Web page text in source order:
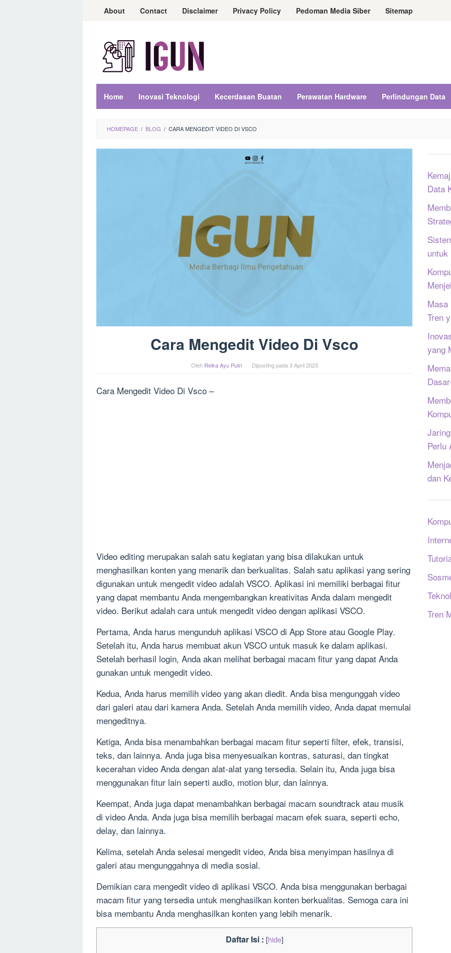
LoncatAbout Contact Disclaimer Privacy Policy Pedoman Media Siber Sitemap
Home Inovasi Teknologi Kecerdasan Buatan Perawatan Hardware Perlindungan Data
HOMEPAGE / BLOG / CARA MENGEDIT VIDEO DI VSCO
Cara Mengedit Video Di Vsco
Oleh Reika Ayu Putri Diposting pada3 April 2023
Cara Mengedit Video Di Vsco –
Video editing merupakan salah satu kegiatan yang bisa dilakukan untuk
menghasilkan konten yang menarik dan berkualitas. Salah satu aplikasi yang sering
digunakan untuk mengedit video adalah VSCO. Aplikasi ini memiliki berbagai fitur
yang dapat membantu Anda mengembangkan kreativitas Anda dalam mengedit
video. Berikut adalah cara untuk mengedit video dengan aplikasi VSCO.
Pertama, Anda harus mengunduh aplikasi VSCO di App Store atau Google Play.
Setelah itu, Anda harus membuat akun VSCO untuk masuk ke dalam aplikasi.
Setelah berhasil login, Anda akan melihat berbagai macam fitur yang dapat Anda
gunakan untuk mengedit video.
Kedua, Anda harus memilih video yang akan diedit. Anda bisa mengunggah video
dari galeri atau dari kamera Anda. Setelah Anda memilih video, Anda dapat memulai
mengeditnya.
Ketiga, Anda bisa menambahkan berbagai macam fitur seperti filter, efek, transisi,
teks, dan lainnya. Anda juga bisa menyesuaikan kontras, saturasi, dan tingkat
kecerahan video Anda dengan alat-alat yang tersedia. Selain itu, Anda juga bisa
menggunakan fitur lain seperti audio, motion blur, dan lainnya.
Keempat, Anda juga dapat menambahkan berbagai macam soundtrack atau musik
di video Anda. Anda juga bisa memilih berbagai macam efek suara, seperti echo,
delay, dan lainnya.
Kelima, setelah Anda selesai mengedit video, Anda bisa menyimpan hasilnya di
galeri atau mengunggahnya di media sosial.
Demikian cara mengedit video di aplikasi VSCO. Anda bisa menggunakan berbagai
macam fitur yang tersedia untuk menghasilkan konten berkualitas. Semoga cara ini
bisa membantu Anda menghasilkan konten yang lebih menarik.
Daftar Isi : [hide]
Data
untuk
Masa
Tren
yang
Perlu
dan
Tren